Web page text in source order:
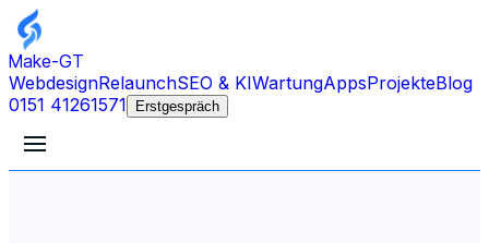
Make-GT
WebdesignRelaunchSEO & KIWartungAppsProjekteBlog
0151 41261571
Erstgespräch